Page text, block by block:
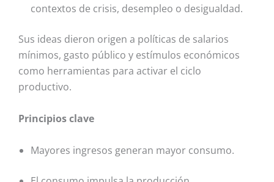
contextos de crisis, desempleo o desigualdad.
Sus ideas dieron origen a políticas de salarios
mínimos, gasto público y estímulos económicos
como herramientas para activar el ciclo
productivo.
Principios clave
Mayores ingresos generan mayor consumo.